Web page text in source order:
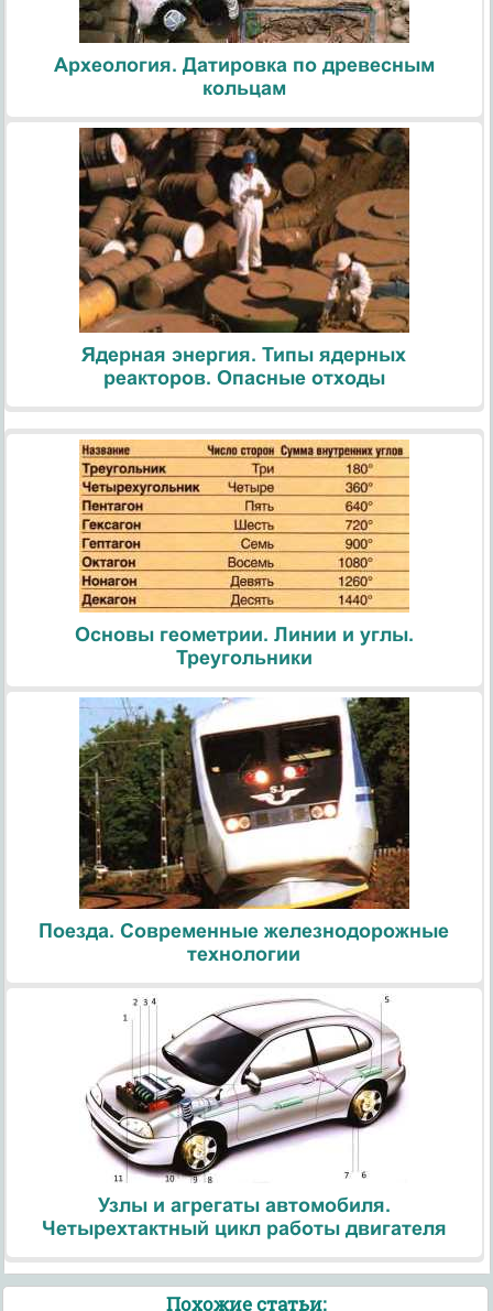
Археология. Датировка по древесным
кольцам
Ядерная энергия. Типы ядерных
реакторов. Опасные отходы
Основы геометрии. Линии и углы.
Треугольники
Поезда. Современные железнодорожные
технологии
Узлы и агрегаты автомобиля.
Четырехтактный цикл работы двигателя
Похожие статьи: